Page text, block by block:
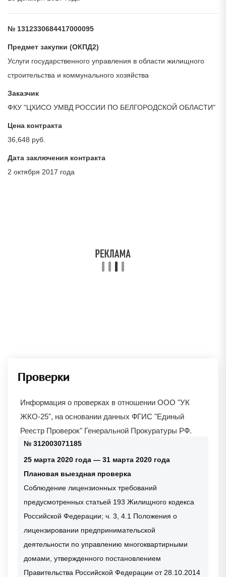
№ 1312330684417000095
Предмет закупки (ОКПД2)
Услуги государственного управления в области жилищного
строительства и коммунального хозяйства
Заказчик
ФКУ "ЦХИСО УМВД РОССИИ ПО БЕЛГОРОДСКОЙ ОБЛАСТИ"
Цена контракта
36,648 руб.
Дата заключения контракта
2 октября 2017 года
Проверки
Информация о проверках в отношении ООО "УК
ЖКО-25", на основании данных ФГИС "Единый
Реестр Проверок" Генеральной Прокуратуры РФ.
№ 312003071185
25 марта 2020 года — 31 марта 2020 года
Плановая выездная проверка
Соблюдение лицензионных требований
предусмотренных статьей 193 Жилищного кодекса
Российской Федерации; ч. 3, 4.1 Положения о
лицензировании предпринимательской
деятельности по управлению многоквартирными
домами, утвержденного постановлением
Правительства Российской Федерации от 28.10.2014